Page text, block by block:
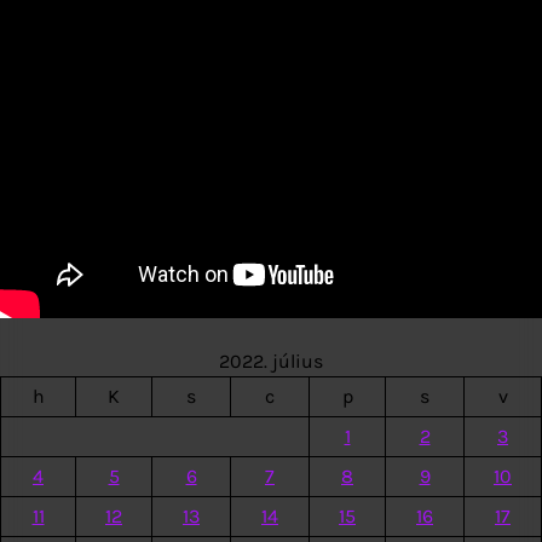
2022. július
h
K s c p s
v
1
2
3
4
5 6 7 8 9
10
11
12 13 14 15 16 17